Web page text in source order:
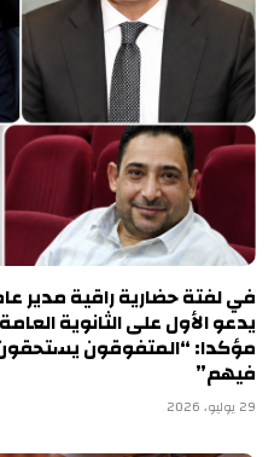
في لفتة حضارية راقية مدير
يدعو الأول على الثانوية
مؤكدا: “المتفوقون
فيهم”
29 يوليو، 2026